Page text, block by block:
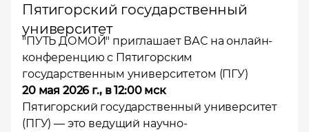
Пятигорский государственный
университет
"ПУТЬ ДОМОЙ" приглашает ВАС на онлайн-
конференцию с Пятигорским
государственным университетом (ПГУ)
20 мая 2026 г., в 12:00 мск
Пятигорский государственный университет
(ПГУ) — это ведущий научно-